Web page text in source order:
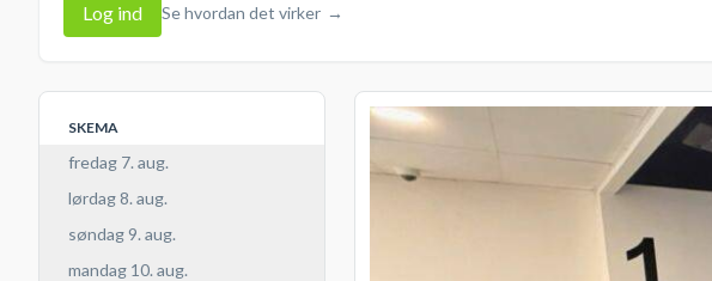
Log ind Se hvordan det virker →
SKEMA
fredag 7. aug.
lørdag 8. aug.
søndag 9. aug.
mandag 10. aug.